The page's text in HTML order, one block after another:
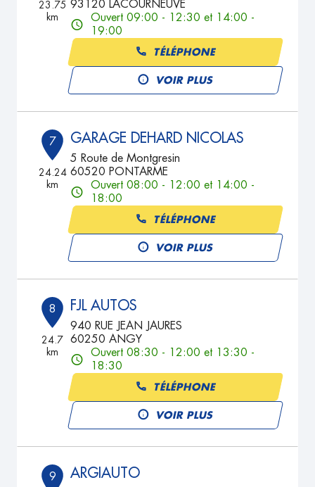
23.75
km
93120 LACOURNEUVE
Ouvert 09:00 - 12:30 et 14:00 -
19:00
TÉLÉPHONE
VOIR PLUS
7
24.24
km
GARAGE DEHARD NICOLAS
5 Route de Montgresin
60520 PONTARME
Ouvert 08:00 - 12:00 et 14:00 -
18:00
TÉLÉPHONE
VOIR PLUS
8
24.7
km
FJL AUTOS
940 RUE JEAN JAURES
60250 ANGY
Ouvert 08:30 - 12:00 et 13:30 -
18:30
TÉLÉPHONE
VOIR PLUS
9 ARGIAUTO